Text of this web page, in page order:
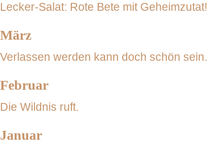
Lecker-Salat: Rote Bete mit Geheimzutat!
März
Verlassen werden kann doch schön sein.
Februar
Die Wildnis ruft.
Januar